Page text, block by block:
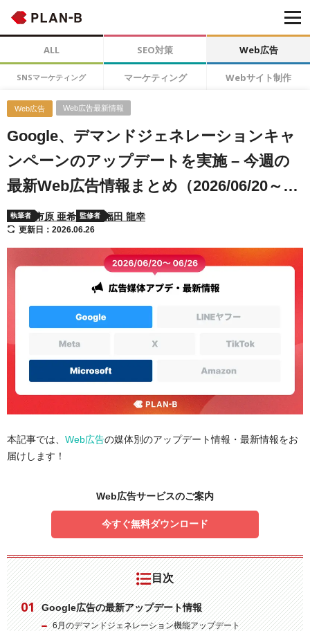
ALL SEO対策 Web広告
SNSマーケティング マーケティング Webサイト制作
Web広告 Web広告最新情報
Google、デマンドジェネレーションキャ
ンペーンのアップデートを実施 – 今週の
最新Web広告情報まとめ（2026/06/20～
06/26）
執筆者 市原 亜希 監修者 福田 龍幸
更新日：2026.06.26
本記事では、 Web広告の媒体別のアップデート情報・最新情報をお
届けします！
Web広告サービスのご案内
今すぐ無料ダウンロード
目次
Google広告の最新アップデート情報
6月のデマンドジェネレーション機能アップデート